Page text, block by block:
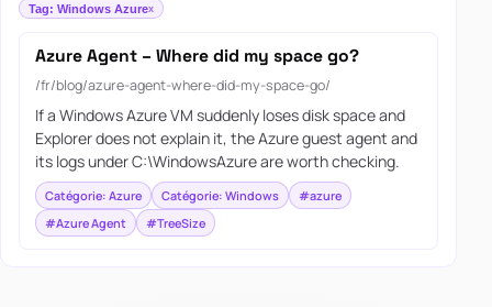
Tag: Windows Azure
Azure Agent – Where did my space go?
/fr/blog/azure-agent-where-did-my-space-go/
If a Windows Azure VM suddenly loses disk space and
Explorer does not explain it, the Azure guest agent and
its logs under C:\WindowsAzure are worth checking.
Catégorie: Azure Catégorie: Windows
#azure
#Azure Agent
#TreeSize